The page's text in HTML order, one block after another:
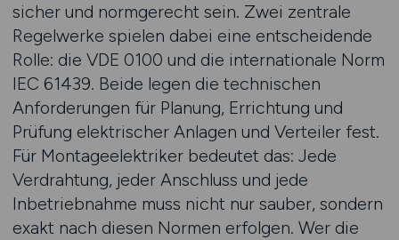
sicher und normgerecht sein. Zwei zentrale
Regelwerke spielen dabei eine entscheidende
Rolle: die VDE 0100 und die internationale Norm
IEC 61439. Beide legen die technischen
Anforderungen für Planung, Errichtung und
Prüfung elektrischer Anlagen und Verteiler fest.
Für Montageelektriker bedeutet das: Jede
Verdrahtung, jeder Anschluss und jede
Inbetriebnahme muss nicht nur sauber, sondern
exakt nach diesen Normen erfolgen. Wer die